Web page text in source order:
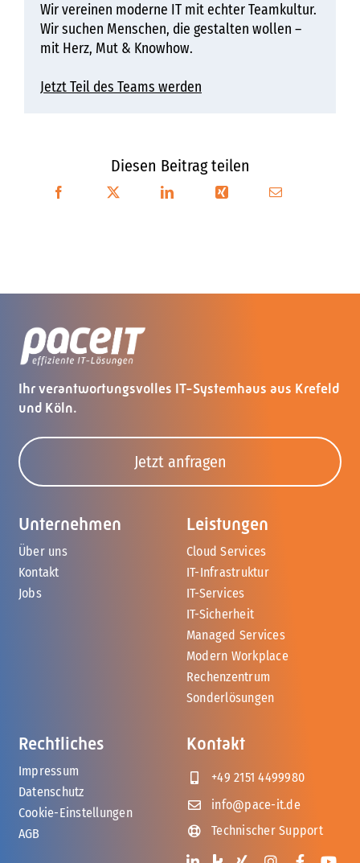
Wir vereinen moderne IT mit echter Teamkultur.
Wir suchen Menschen, die gestalten wollen –
mit Herz, Mut & Knowhow.
Jetzt Teil des Teams werden
Diesen Beitrag teilen
Ihr verantwortungsvolles IT-Systemhaus aus Krefeld
und Köln.
Jetzt anfragen
Unternehmen
Über uns
Kontakt
Jobs
Leistungen
Cloud Services
IT-Infrastruktur
IT-Services
IT-Sicherheit
Managed Services
Modern Workplace
Rechenzentrum
Sonderlösungen
Rechtliches
Impressum
Datenschutz
Cookie-Einstellungen
AGB
Kontakt
+49 2151 4499980
info@pace-it.de
Technischer Support